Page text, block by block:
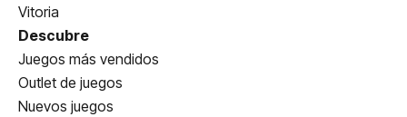
Vitoria
Descubre
Juegos más vendidos
Outlet de juegos
Nuevos juegos